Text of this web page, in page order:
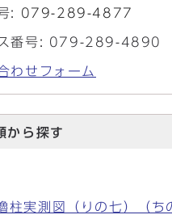
: 079-289-4877
ス番号: 079-289-4890
わせフォーム
から探す
柱実測図（りの七）（ち